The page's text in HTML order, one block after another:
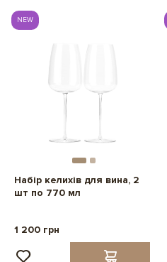
NEW
Набір келихів для вина, 2
шт по 770 мл
1 200 грн